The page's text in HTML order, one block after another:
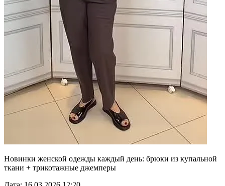
Новинки женской одежды каждый день: брюки из купальной
ткани + трикотажные джемперы